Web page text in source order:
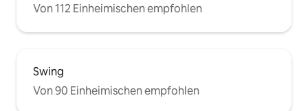
Von 112 Einheimischen empfohlen
Swing
Von 90 Einheimischen empfohlen